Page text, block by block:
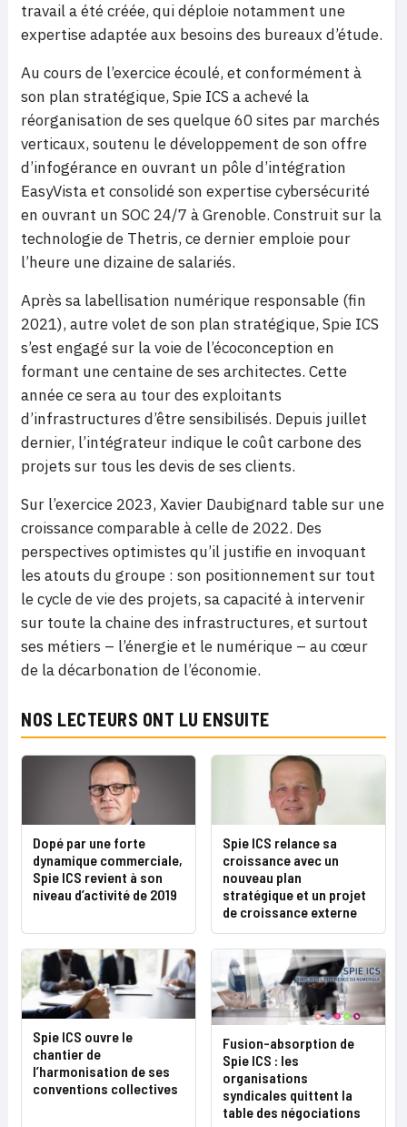
travail a été créée, qui déploie notamment une
expertise adaptée aux besoins des bureaux d’étude.
Au cours de l’exercice écoulé, et conformément à
son plan stratégique, Spie ICS a achevé la
réorganisation de ses quelque 60 sites par marchés
verticaux, soutenu le développement de son offre
d’infogérance en ouvrant un pôle d’intégration
EasyVista et consolidé son expertise cybersécurité
en ouvrant un SOC 24/7 à Grenoble. Construit sur la
technologie de Thetris, ce dernier emploie pour
l’heure une dizaine de salariés.
Après sa labellisation numérique responsable (fin
2021), autre volet de son plan stratégique, Spie ICS
s’est engagé sur la voie de l’écoconception en
formant une centaine de ses architectes. Cette
année ce sera au tour des exploitants
d’infrastructures d’être sensibilisés. Depuis juillet
dernier, l’intégrateur indique le coût carbone des
projets sur tous les devis de ses clients.
Sur l’exercice 2023, Xavier Daubignard table sur une
croissance comparable à celle de 2022. Des
perspectives optimistes qu’il justifie en invoquant
les atouts du groupe : son positionnement sur tout
le cycle de vie des projets, sa capacité à intervenir
sur toute la chaine des infrastructures, et surtout
ses métiers – l’énergie et le numérique – au cœur
de la décarbonation de l’économie.
NOS LECTEURS ONT LU ENSUITE
Dopé par une forte
dynamique commerciale,
Spie ICS revient à son
niveau d’activité de 2019
Spie ICS relance sa
croissance avec un
nouveau plan
stratégique et un projet
de croissance externe
Spie ICS ouvre le
chantier de
l’harmonisation de ses
conventions collectives
Fusion-absorption de
Spie ICS : les
organisations
syndicales quittent la
table des négociations